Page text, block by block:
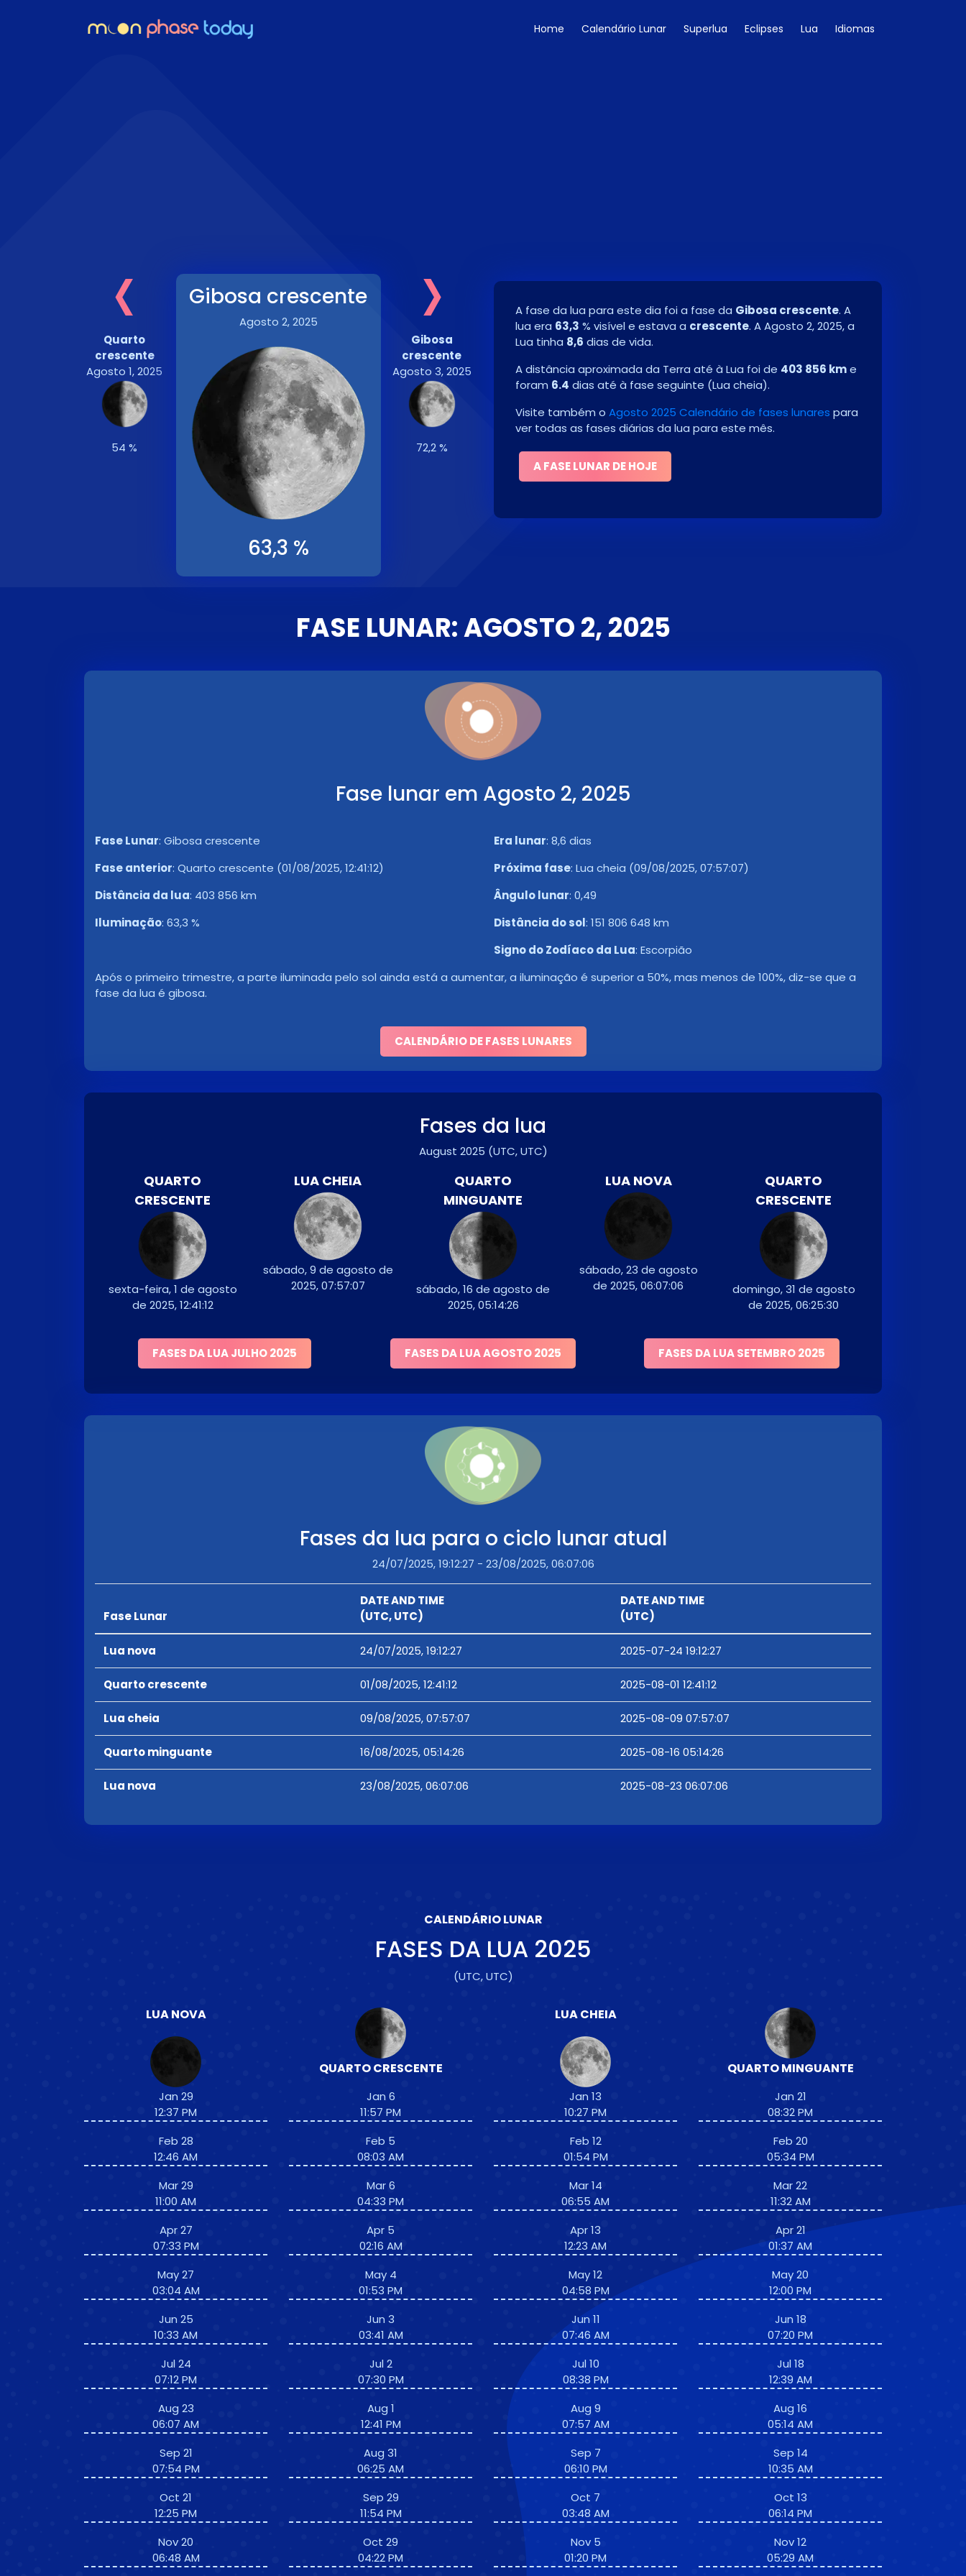
Home Calendário Lunar Superlua Eclipses Lua Idiomas
‹
Quarto
crescente
Agosto 1, 2025
54 %
Gibosa crescente
Agosto 2, 2025
63,3 %
›
Gibosa
crescente
Agosto 3, 2025
72,2 %
A fase da lua para este dia foi a fase da Gibosa crescente. A
lua era 63,3 % visível e estava a crescente. AAgosto 2, 2025, a
Lua tinha 8,6 dias de vida.
A distância aproximada da Terra até à Lua foi de 403 856 kme
foram 6.4 dias até à fase seguinte (Lua cheia).
Visite também o Agosto 2025 Calendário de fases lunares para
ver todas as fases diárias da lua para este mês.
A FASE LUNAR DE HOJE
FASE LUNAR: AGOSTO 2, 2025
Fase lunar em Agosto 2, 2025
Fase Lunar: Gibosa crescente
Fase anterior: Quarto crescente (01/08/2025, 12:41:12)
Distância da lua: 403 856 km
Iluminação: 63,3 %
Era lunar: 8,6 dias
Próxima fase: Lua cheia (09/08/2025, 07:57:07)
Ângulo lunar: 0,49
Distância do sol: 151 806 648 km
Signo do Zodíaco da Lua: Escorpião
Após o primeiro trimestre, a parte iluminada pelo sol ainda está a aumentar, a iluminação é superior a 50%, mas menos de 100%, diz-se que a
fase da lua é gibosa.
CALENDÁRIO DE FASES LUNARES
Fases da lua
August 2025 (UTC, UTC)
QUARTO
CRESCENTE
sexta-feira, 1 de agosto
de 2025, 12:41:12
LUA CHEIA
sábado, 9 de agosto de
2025, 07:57:07
QUARTO
MINGUANTE
sábado, 16 de agosto de
2025, 05:14:26
LUA NOVA
sábado, 23 de agosto
de 2025, 06:07:06
QUARTO
CRESCENTE
domingo, 31 de agosto
de 2025, 06:25:30
FASES DA LUA JULHO 2025 FASES DA LUA AGOSTO 2025 FASES DA LUA SETEMBRO 2025
Fases da lua para o ciclo lunar atual
24/07/2025, 19:12:27 - 23/08/2025, 06:07:06
Fase Lunar
DATE AND TIME
(UTC, UTC)
DATE AND TIME
(UTC)
Lua nova 24/07/2025, 19:12:27 2025-07-24 19:12:27
Quarto crescente 01/08/2025, 12:41:12 2025-08-01 12:41:12
Lua cheia 09/08/2025, 07:57:07 2025-08-09 07:57:07
Quarto minguante 16/08/2025, 05:14:26 2025-08-16 05:14:26
Lua nova 23/08/2025, 06:07:06 2025-08-23 06:07:06
CALENDÁRIO LUNAR
FASES DA LUA 2025
(UTC, UTC)
LUA NOVA
Jan 29
12:37 PM
Feb 28
12:46 AM
Mar 29
11:00 AM
Apr 27
07:33 PM
May 27
03:04 AM
Jun 25
10:33 AM
Jul 24
07:12 PM
Aug 23
06:07 AM
Sep 21
07:54 PM
Oct 21
12:25 PM
Nov 20
06:48 AM
QUARTO CRESCENTE
Jan 6
11:57 PM
Feb 5
08:03 AM
Mar 6
04:33 PM
Apr 5
02:16 AM
May 4
01:53 PM
Jun 3
03:41 AM
Jul 2
07:30 PM
Aug 1
12:41 PM
Aug 31
06:25 AM
Sep 29
11:54 PM
Oct 29
04:22 PM
LUA CHEIA
Jan 13
10:27 PM
Feb 12
01:54 PM
Mar 14
06:55 AM
Apr 13
12:23 AM
May 12
04:58 PM
Jun 11
07:46 AM
Jul 10
08:38 PM
Aug 9
07:57 AM
Sep 7
06:10 PM
Oct 7
03:48 AM
Nov 5
01:20 PM
QUARTO MINGUANTE
Jan 21
08:32 PM
Feb 20
05:34 PM
Mar 22
11:32 AM
Apr 21
01:37 AM
May 20
12:00 PM
Jun 18
07:20 PM
Jul 18
12:39 AM
Aug 16
05:14 AM
Sep 14
10:35 AM
Oct 13
06:14 PM
Nov 12
05:29 AM